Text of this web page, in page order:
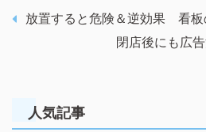
放置すると危険＆逆効果 看板
閉店後にも広
人気記事